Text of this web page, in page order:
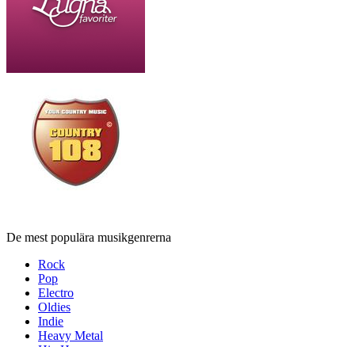
De mest populära musikgenrerna
Rock
Pop
Electro
Oldies
Indie
Heavy Metal